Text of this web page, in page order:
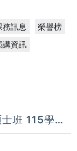
務訊息
榮譽榜
講資訊
學年
日)